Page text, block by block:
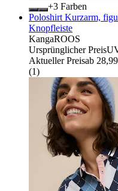
+
Farben
Poloshirt Kurzarm,
Knopfleiste
KangaROOS
Ursprünglicher Preis
Aktueller Preisab
(1)